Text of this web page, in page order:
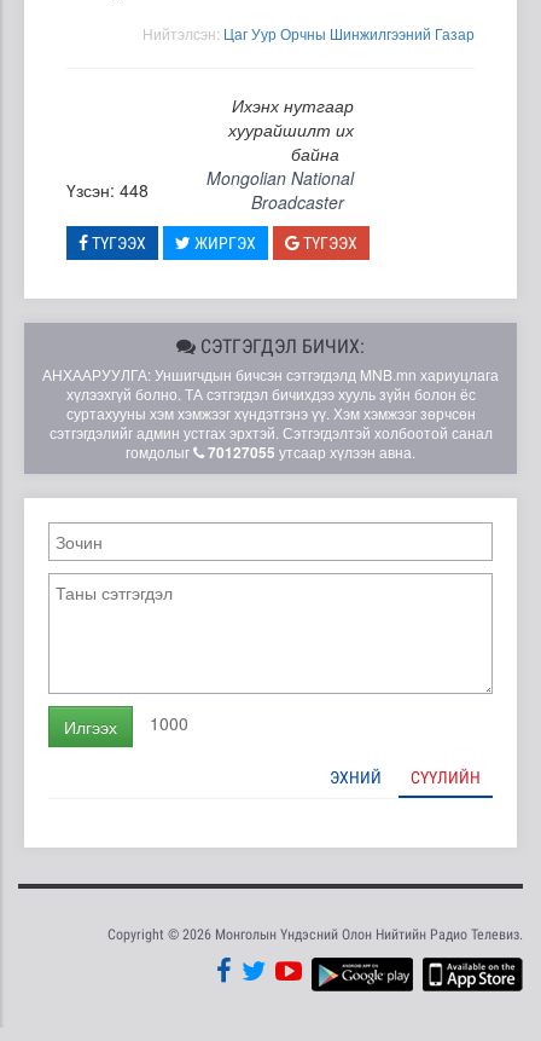
Нийтэлсэн: Цаг Уур Орчны Шинжилгээний Газар
Ихэнх нутгаар
хуурайшилт их
байна
Үзсэн: 448
Mongolian National
Broadcaster
ТҮГЭЭХ ЖИРГЭХ ТҮГЭЭХ
СЭТГЭГДЭЛ БИЧИХ:
АНХААРУУЛГА: Уншигчдын бичсэн сэтгэгдэлд MNB.mn хариуцлага
хүлээхгүй болно. ТА сэтгэгдэл бичихдээ хууль зүйн болон ёс
суртахууны хэм хэмжээг хүндэтгэнэ үү. Хэм хэмжээг зөрчсөн
сэтгэгдэлийг админ устгах эрхтэй. Сэтгэгдэлтэй холбоотой санал
гомдолыг
70127055 утсаар хүлээн авна.
Илгээх 1000
ЭХНИЙ СҮҮЛИЙН
Copyright © 2026 Монголын Үндэсний Олон Нийтийн Радио Телевиз.